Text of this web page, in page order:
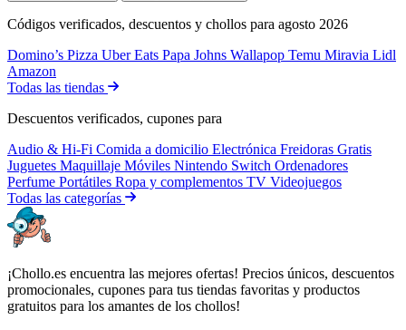
Códigos verificados, descuentos y chollos para agosto 2026
Domino’s Pizza Uber Eats Papa Johns Wallapop Temu Miravia Lidl
Amazon
Todas las tiendas
Descuentos verificados, cupones para
Audio & Hi-Fi Comida a domicilio Electrónica Freidoras Gratis
Juguetes Maquillaje Móviles Nintendo Switch Ordenadores
Perfume Portátiles Ropa y complementos TV Videojuegos
Todas las categorías
¡Chollo.es encuentra las mejores ofertas! Precios únicos, descuentos
promocionales, cupones para tus tiendas favoritas y productos
gratuitos para los amantes de los chollos!